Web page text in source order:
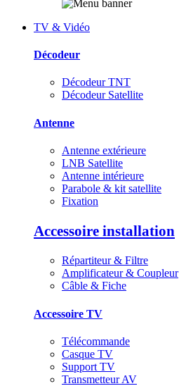
TV & Vidéo
Décodeur
Décodeur TNT
Décodeur Satellite
Antenne
Antenne extérieure
LNB Satellite
Antenne intérieure
Parabole & kit satellite
Fixation
Accessoire installation
Répartiteur & Filtre
Amplificateur & Coupleur
Câble & Fiche
Accessoire TV
Télécommande
Casque TV
Support TV
Transmetteur AV